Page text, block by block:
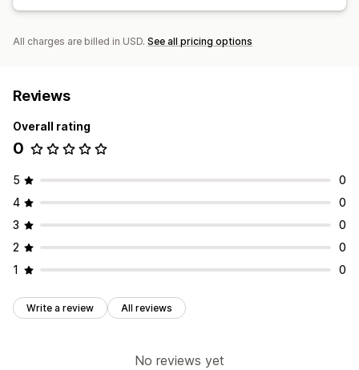
All charges are billed in USD. See all pricing options
Reviews
Overall rating
0
5
0
4
0
3
0
2
0
1
0
Write a review All reviews
No reviews yet